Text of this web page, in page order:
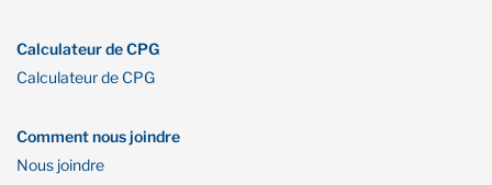
Calculateur de CPG
Calculateur de CPG
Comment nous joindre
Nous joindre